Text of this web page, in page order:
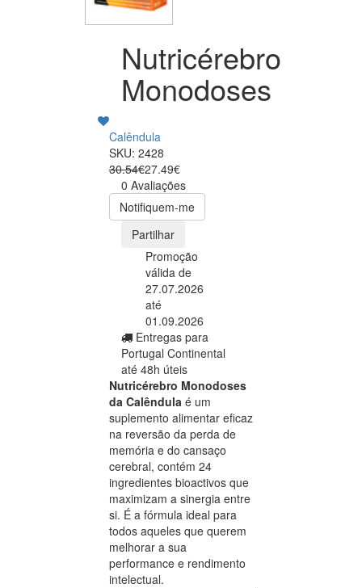
Nutricérebro
Monodoses
Calêndula
SKU: 2428
30.54€27.49€
0 Avaliações
Notifiquem-me
Partilhar
Promoção
válida de
27.07.2026
até
01.09.2026
Entregas para
Portugal Continental
até 48h úteis
Nutricérebro Monodoses
da Calêndula é um
suplemento alimentar eficaz
na reversão da perda de
memória e do cansaço
cerebral, contém 24
ingredientes bioactivos que
maximizam a sinergia entre
si. É a fórmula ideal para
todos aqueles que querem
melhorar a sua
performance e rendimento
intelectual.